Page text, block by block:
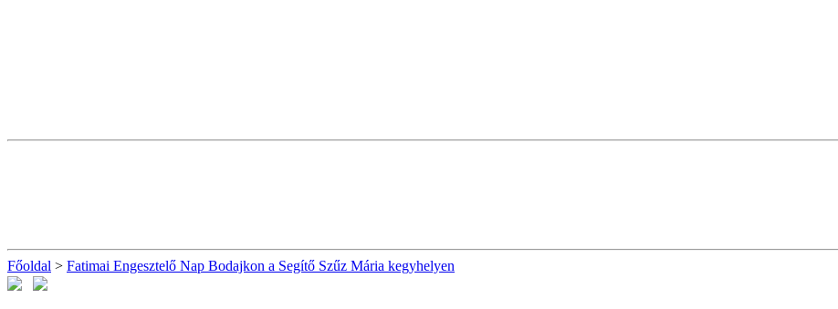
Főoldal > Fatimai Engesztelő Nap Bodajkon a Segítő Szűz Mária kegyhelyen